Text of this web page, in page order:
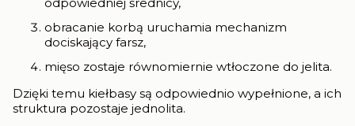
obracanie korbą uruchamia mechanizm
dociskający farsz,
mięso zostaje równomiernie wtłoczone do jelita.
Dzięki temu kiełbasy są odpowiednio wypełnione, a ich
struktura pozostaje jednolita.